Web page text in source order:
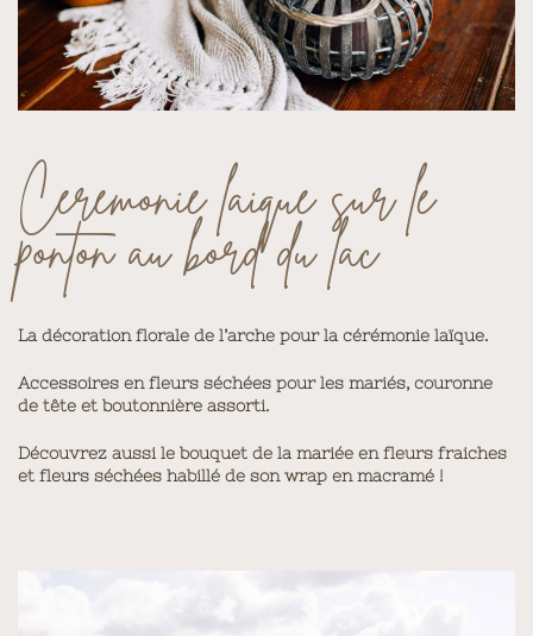
Cérémonie laique sur le
ponton au bord du lac
La décoration florale de l’arche pour la cérémonie laïque.
Accessoires en fleurs séchées pour les mariés, couronne
de tête et boutonnière assorti.
Découvrez aussi le bouquet de la mariée en fleurs fraiches
et fleurs séchées habillé de son wrap en macramé !